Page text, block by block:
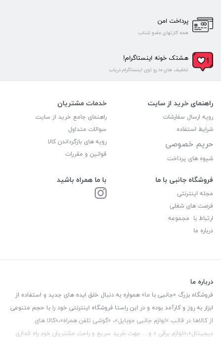
پرداخت امن
همه کارتهای عضو شتاب
هشتک خونه اینستاگرام!
تخفیف های ما رو توی اینستاگرام دریاب
راهنمای خرید از سایت
رویه ارسال سفارشات
شرایط استفاده
حریم خصوصی
شیوه های پرداخت
خدمات مشتریان
راهنمای جامع خرید از سایت
سوالات متداول
رویه های بازگرداندن کالا
قوانین و مقررات
فروشگاه جانبی با ما
مجله اینترنتی
فرصت های شغلی
ارتباط با مجموعه
درباره ما
با ما همراه باشید
درباره ما
فروشگاه بزرگ «جانبی با ما» همواره به دنبال خلق ایده های جدید و استفاده از
ابزار به روز و کارآمد بوده و در این راستا فروشگاه اینترنتی خود را با حجم متنوعی
از کالاها در قالب «لوازم جانبی موبایل»، «گوشی تلفن همراه»،«کالا های
دیجیتال»،«لوازم برقی » و… جهت خرید سریع و راحت مشتریان خود راه اندازی